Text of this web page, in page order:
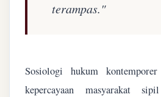
terampas."
Sosiologi hukum kontemporer
kepercayaan masyarakat